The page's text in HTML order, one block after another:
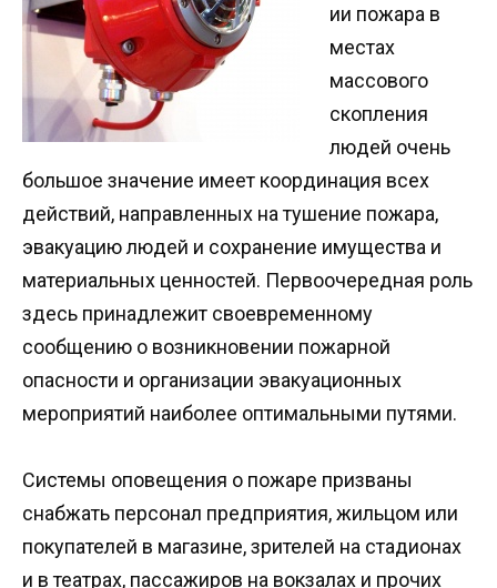
ии пожара в
местах
массового
скопления
людей очень
большое значение имеет координация всех
действий, направленных на тушение пожара,
эвакуацию людей и сохранение имущества и
материальных ценностей. Первоочередная роль
здесь принадлежит своевременному
сообщению о возникновении пожарной
опасности и организации эвакуационных
мероприятий наиболее оптимальными путями.
Системы оповещения о пожаре призваны
снабжать персонал предприятия, жильцом или
покупателей в магазине, зрителей на стадионах
и в театрах, пассажиров на вокзалах и прочих